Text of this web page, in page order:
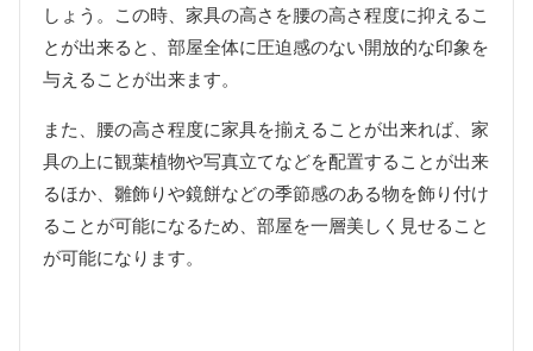
しょう。この時、家具の高さを腰の高さ程度に抑えるこ
とが出来ると、部屋全体に圧迫感のない開放的な印象を
与えることが出来ます。
また、腰の高さ程度に家具を揃えることが出来れば、家
具の上に観葉植物や写真立てなどを配置することが出来
るほか、雛飾りや鏡餅などの季節感のある物を飾り付け
ることが可能になるため、部屋を一層美しく見せること
が可能になります。